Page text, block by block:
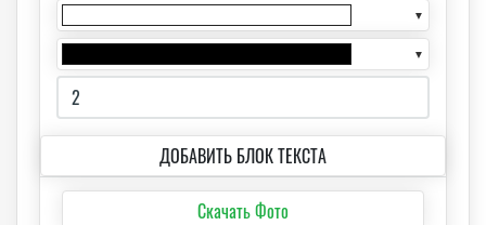
▼
▼
ДОБАВИТЬ БЛОК ТЕКСТА
Скачать Фото